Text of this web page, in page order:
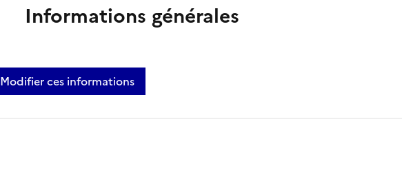
Informations générales
Modifier ces informations